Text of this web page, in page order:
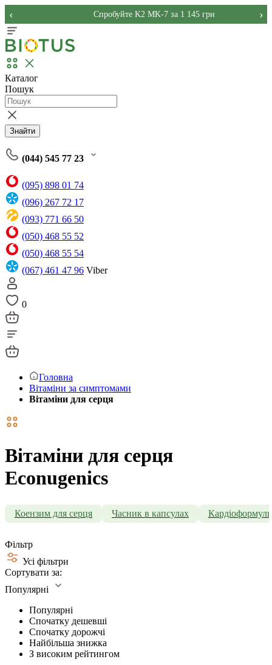
Спробуйте K2 MK-7 за 1 145 грн
‹ ›
Каталог
Пошук
Знайти
(044) 545 77 23
(095) 898 01 74
(096) 267 72 17
(093) 771 66 50
(050) 468 55 52
(050) 468 55 54
(067) 461 47 96 Viber
0
Головна
Вітаміни за симптомами
Вітаміни для серця
Вітаміни для серця
Econugenics
Коензим для серця Часник в капсулах Кардіоформули
Фільтр
Усі фільтри
Сортувати за:
Популярні
Популярні
Спочатку дешевші
Спочатку дорожчі
Найбільша знижка
З високим рейтингом